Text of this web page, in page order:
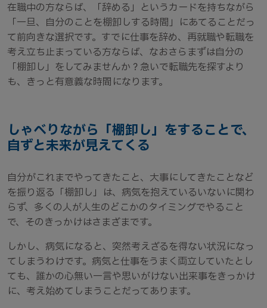
在職中の方ならば、「辞める」というカードを持ちながら
「一旦、自分のことを棚卸しする時間」にあてることだっ
て前向きな選択です。すでに仕事を辞め、再就職や転職を
考え立ち止まっている方ならば、なおさらまずは自分の
「棚卸し」をしてみませんか？急いで転職先を探すより
も、きっと有意義な時間になります。
しゃべりながら「棚卸し」をすることで、
自ずと未来が見えてくる
自分がこれまでやってきたこと、大事にしてきたことなど
を振り返る「棚卸し」は、病気を抱えているいないに関わ
らず、多くの人が人生のどこかのタイミングでやること
で、そのきっかけはさまざまです。
しかし、病気になると、突然考えざるを得ない状況になっ
てしまうわけです。病気と仕事をうまく両立していたとし
ても、誰かの心無い一言や思いがけない出来事をきっかけ
に、考え始めてしまうことだってあります。